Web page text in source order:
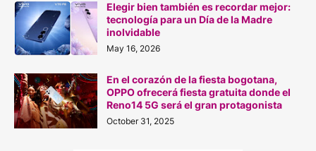
Elegir bien también es recordar mejor:
tecnología para un Día de la Madre
inolvidable
May 16, 2026
En el corazón de la fiesta bogotana,
OPPO ofrecerá fiesta gratuita donde el
Reno14 5G será el gran protagonista
October 31, 2025